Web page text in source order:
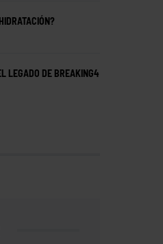
LEGADO DE BREAKING4